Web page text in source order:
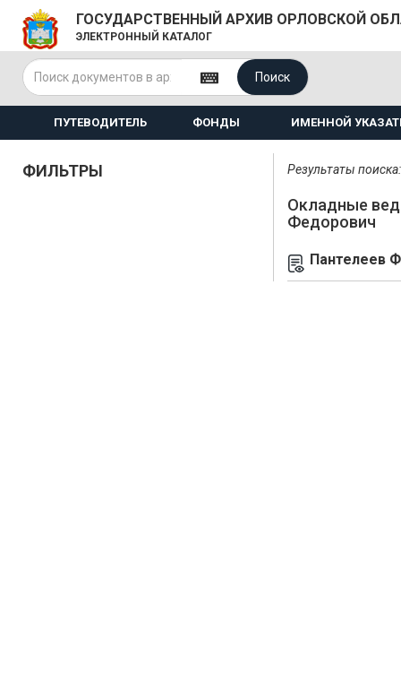
ГОСУДАРСТВЕННЫЙ АРХИВ ОРЛОВСКОЙ
ЭЛЕКТРОННЫЙ КАТАЛОГ
Поиск
ПУТЕВОДИТЕЛЬ ФОНДЫ ИМЕННОЙ
ФИЛЬТРЫ Результаты
Окладные
Федорович
Пантелеев